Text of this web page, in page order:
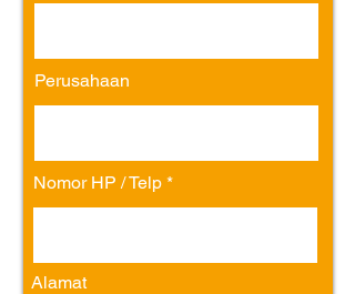
Perusahaan
Nomor HP / Telp
Alamat